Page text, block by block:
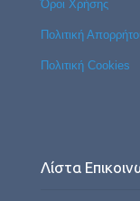
Όροι Χρήσης
Πολιτική
Πολιτική Cookies
Λίστα